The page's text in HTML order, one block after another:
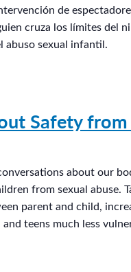
de
cruza los límites del
abuso sexual infantil.
Safety
about our
from sexual abuse.
parent and child,
teens much less